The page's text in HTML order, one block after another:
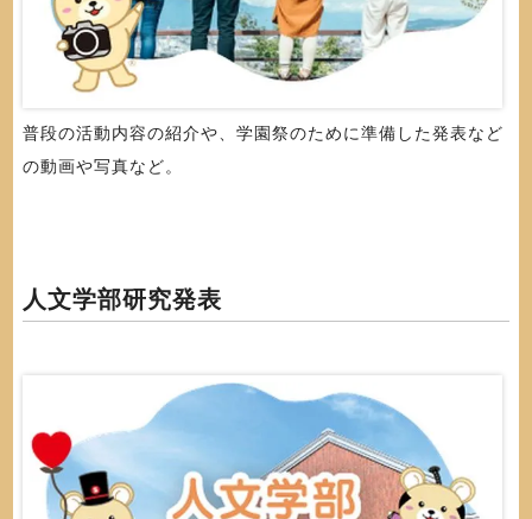
普段の活動内容の紹介や、学園祭のために準備した発表など
の動画や写真など。
人文学部研究発表